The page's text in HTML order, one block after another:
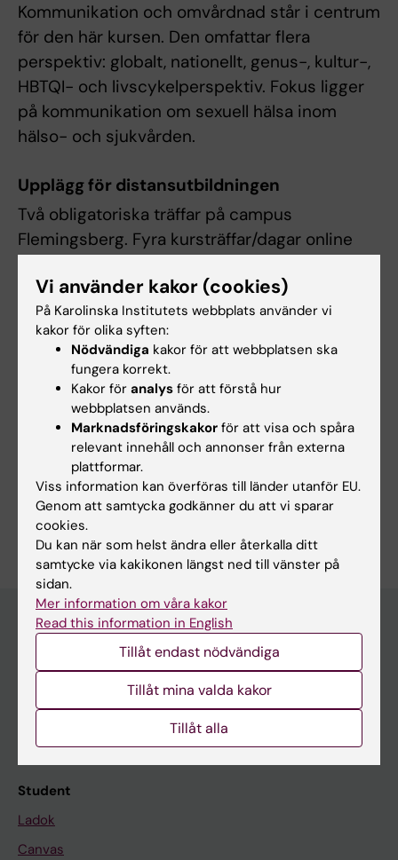
Kommunikation och omvårdnad står i centrum
för den här kursen. Den omfattar flera
perspektiv: globalt, nationellt, genus-, kultur-,
HBTQI- och livscykelperspektiv. Fokus ligger
på kommunikation om sexuell hälsa inom
hälso- och sjukvården.
Upplägg för distansutbildningen
Två obligatoriska träffar på campus
Flemingsberg. Fyra kursträffar/dagar online
schemat på kurswebben för exakta datum för
schemalagda träffar. Lärarstöd via lärplattform
och digitala verktyg.
Mer information
Kurswebb - för dig som är student
Studie- och karriärvägledning
Utbildningsmöjligheter på KI
Program och fristående kurser
Uppdragsutbildning
Forskarutbildning
Student
Ladok
Canvas
Vi använder kakor (cookies)
På Karolinska Institutets webbplats använder vi
kakor för olika syften:
Nödvändiga kakor för att webbplatsen ska
fungera korrekt.
Kakor för analys för att förstå hur
webbplatsen används.
Marknadsföringskakor för att visa och spåra
relevant innehåll och annonser från externa
plattformar.
Viss information kan överföras till länder utanför EU.
Genom att samtycka godkänner du att vi sparar
cookies.
Du kan när som helst ändra eller återkalla ditt
samtycke via kakikonen längst ned till vänster på
sidan.
Mer information om våra kakor
Read this information in English
Tillåt endast nödvändiga
Tillåt mina valda kakor
Tillåt alla